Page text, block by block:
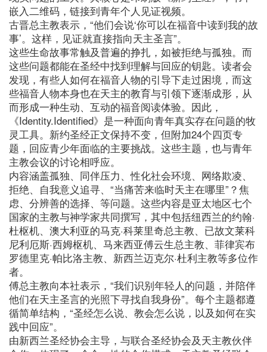
嵌入二维码，链接到青年个人见证视频。
古晋总主教表示，“他们会说‘你可以在福音中读到我的故
事’。这样，见证就直接指向天主圣言”。
这些生命故事常触及普遍的挣扎，如被拒绝与孤独。而
这些问题都能在圣经中找到理解与回应的钥匙。读者会
发现，有些人如何在福音人物的引导下走过困境，而这
些福音人物本身也在天主的教育与引领下逐渐成形，从
而形成一种生动、互动的福音阅读体验。因此，
《Identity.Identified》是一种面向青年真实存在问题的牧
灵工具。新约圣经正文保持不变，但附加24个四页专
题，回应青少年面临的主要挑战。这些主题，也与青年
主教会议的讨论相呼应。
内容涵盖孤独、同伴压力、性化社会环境、网络欺凌、
拒绝、自我意义追寻、“当痛苦来临时天主在哪里”？焦
虑、分辨善的选择、等问题。这些内容是亚太地区七个
国家的主教与神学家共同撰写，其中包括纽西兰的约翰·
杜枢机、澳大利亚的马克·科莱里奇总主教、已故文莱科
尼利厄斯·西姆枢机、马来西亚傅云生总主教、菲律宾布
罗德里克·帕比洛主教、新西兰迈克尔·杜利主教等多位作
者。
傅总主教向本社表示，“我们识别年轻人的问题，并陪伴
他们在天主圣言的光照下寻找自我身份”。每个主题都遵
循简单结构，“圣经怎么说、教会怎么说，以及如何在实
践中回应”。
由新西兰圣经协会主导，与联合圣经协会及天主教伙伴